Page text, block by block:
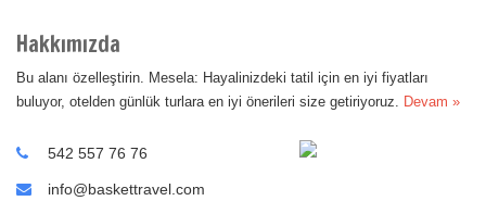
Hakkımızda
Bu alanı özelleştirin. Mesela: Hayalinizdeki tatil için en iyi fiyatları
buluyor, otelden günlük turlara en iyi önerileri size getiriyoruz. Devam »
542 557 76 76
info@baskettravel.com